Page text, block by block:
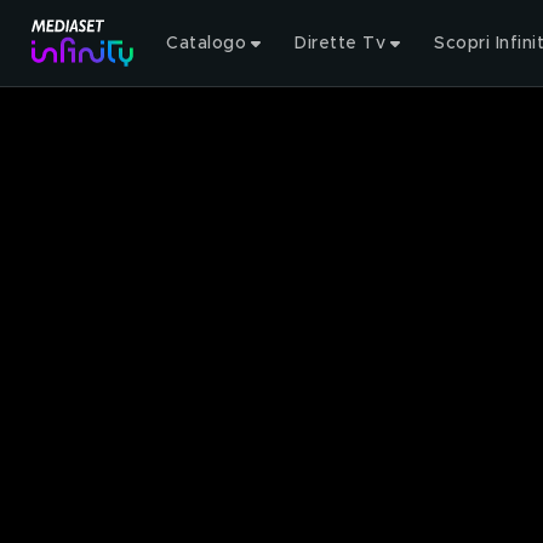
Catalogo Dirette Tv Scopri